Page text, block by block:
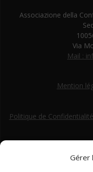
Gérer
Associazione della
Via
Mail :
Mention
Politique de